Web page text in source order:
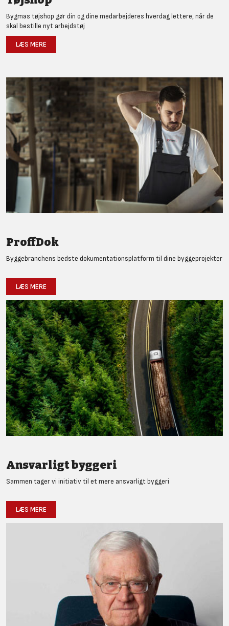
Bygmas tøjshop gør din og dine medarbejderes hverdag lettere, når de
skal bestille nyt arbejdstøj
LÆS MERE
ProffDok
Byggebranchens bedste dokumentationsplatform til dine byggeprojekter
LÆS MERE
Ansvarligt byggeri
Sammen tager vi initiativ til et mere ansvarligt byggeri
LÆS MERE